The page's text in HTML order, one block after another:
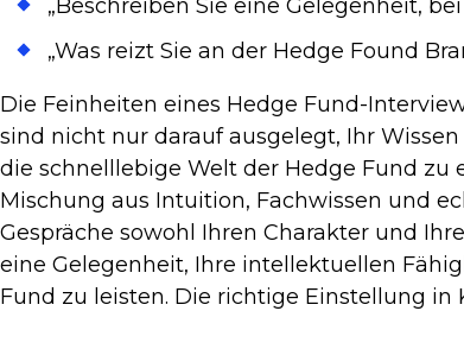
„Beschreiben Sie eine Gelegenheit,
„Was reizt Sie an der Hedge Found
Die Feinheiten eines Hedge Fund-
sind nicht nur darauf ausgelegt, Ihr
die schnelllebige Welt der Hedge Fund
Mischung aus Intuition, Fachwissen und
Gespräche sowohl Ihren Charakter und
eine Gelegenheit, Ihre intellektuellen
Fund zu leisten. Die richtige Einstellung